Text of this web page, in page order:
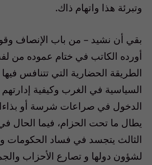
وتبرئة هذا واتهام ذاك.
بقي أن نشيد – من باب الإنصاف
أورده الكاتب في ختام عموده من
الطريقة الحضارية التي تتنافس
السياسية في الغرب وكيفية إدارتهم
الدخول في صراعات شرسة أو
يطال ما تحت الحزام، فيما الحال
الثالث يتجسد في فساد الحكومات
لشؤون دولها و تصارع الأحزاب